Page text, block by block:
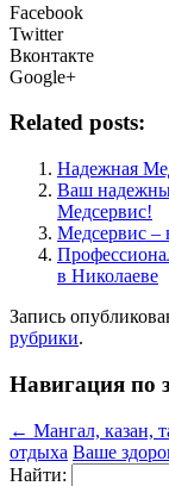
Facebook
Twitter
Вконтакте
Google+
Related posts:
Надежная
Ваш
Медсервис!
Медсервис
в Николаеве
Запись
рубрики.
Навигация по
← Мангал, казан,
отдыха Ваше
Найти: